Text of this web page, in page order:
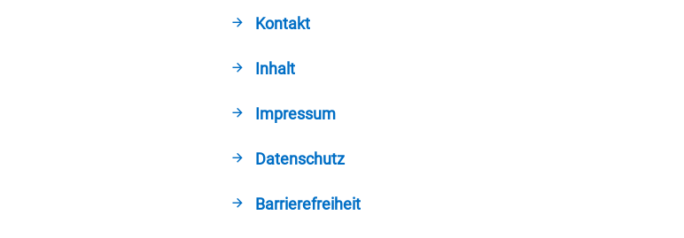
Kontakt
Inhalt
Impressum
Datenschutz
Barrierefreiheit